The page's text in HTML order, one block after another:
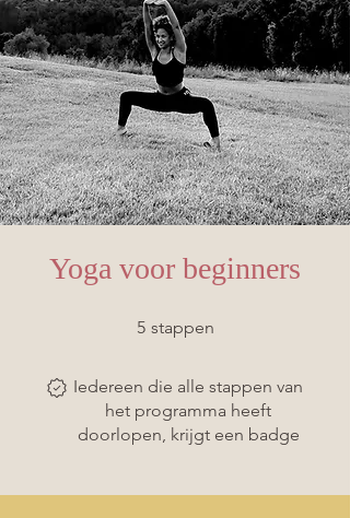
Yoga voor beginners
5 stappen
Iedereen die alle stappen van
het programma heeft
doorlopen, krijgt een badge